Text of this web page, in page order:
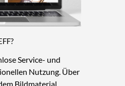
Service- und
Nutzung. Über
Bildmaterial